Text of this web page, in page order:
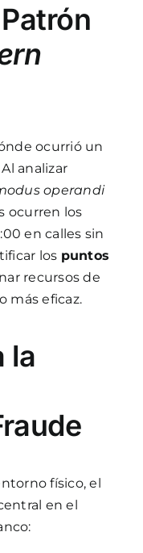
ocurrió un
analizar
operandi
ocurren los
en calles sin
los puntos
recursos de
más eficaz.
la
físico, el
en el